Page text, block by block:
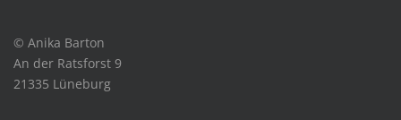
© Anika Barton
An der Ratsforst 9
21335 Lüneburg